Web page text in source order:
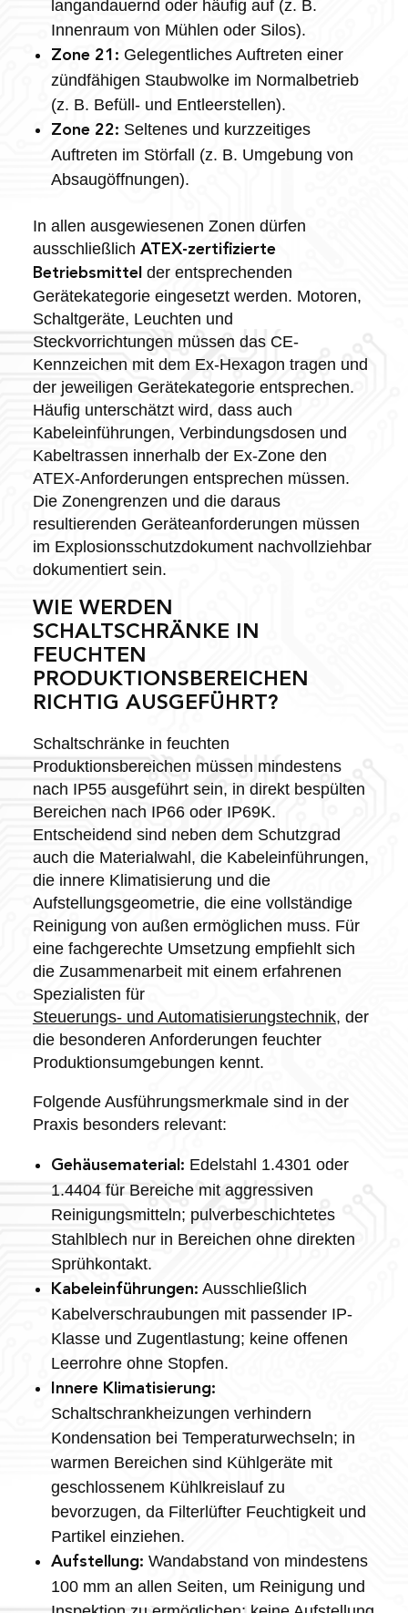
langandauernd oder häufig auf (z. B.
Innenraum von Mühlen oder Silos).
Zone 21: Gelegentliches Auftreten einer
zündfähigen Staubwolke im Normalbetrieb
(z. B. Befüll- und Entleerstellen).
Zone 22: Seltenes und kurzzeitiges
Auftreten im Störfall (z. B. Umgebung von
Absaugöffnungen).
In allen ausgewiesenen Zonen dürfen
ausschließlich ATEX-zertifizierte
Betriebsmittel der entsprechenden
Gerätekategorie eingesetzt werden. Motoren,
Schaltgeräte, Leuchten und
Steckvorrichtungen müssen das CE-
Kennzeichen mit dem Ex-Hexagon tragen und
der jeweiligen Gerätekategorie entsprechen.
Häufig unterschätzt wird, dass auch
Kabeleinführungen, Verbindungsdosen und
Kabeltrassen innerhalb der Ex-Zone den
ATEX-Anforderungen entsprechen müssen.
Die Zonengrenzen und die daraus
resultierenden Geräteanforderungen müssen
im Explosionsschutzdokument nachvollziehbar
dokumentiert sein.
WIE WERDEN
SCHALTSCHRÄNKE IN
FEUCHTEN
PRODUKTIONSBEREICHEN
RICHTIG AUSGEFÜHRT?
Schaltschränke in feuchten
Produktionsbereichen müssen mindestens
nach IP55 ausgeführt sein, in direkt bespülten
Bereichen nach IP66 oder IP69K.
Entscheidend sind neben dem Schutzgrad
auch die Materialwahl, die Kabeleinführungen,
die innere Klimatisierung und die
Aufstellungsgeometrie, die eine vollständige
Reinigung von außen ermöglichen muss. Für
eine fachgerechte Umsetzung empfiehlt sich
die Zusammenarbeit mit einem erfahrenen
Spezialisten für
Steuerungs- und Automatisierungstechnik, der
die besonderen Anforderungen feuchter
Produktionsumgebungen kennt.
Folgende Ausführungsmerkmale sind in der
Praxis besonders relevant:
Gehäusematerial: Edelstahl 1.4301 oder
1.4404 für Bereiche mit aggressiven
Reinigungsmitteln; pulverbeschichtetes
Stahlblech nur in Bereichen ohne direkten
Sprühkontakt.
Kabeleinführungen: Ausschließlich
Kabelverschraubungen mit passender IP-
Klasse und Zugentlastung; keine offenen
Leerrohre ohne Stopfen.
Innere Klimatisierung:
Schaltschrankheizungen verhindern
Kondensation bei Temperaturwechseln; in
warmen Bereichen sind Kühlgeräte mit
geschlossenem Kühlkreislauf zu
bevorzugen, da Filterlüfter Feuchtigkeit und
Partikel einziehen.
Aufstellung: Wandabstand von mindestens
100 mm an allen Seiten, um Reinigung und